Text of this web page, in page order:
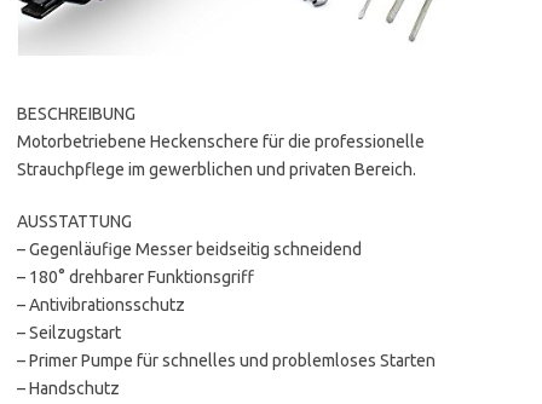
BESCHREIBUNG
Motorbetriebene Heckenschere für die professionelle
Strauchpflege im gewerblichen und privaten Bereich.
AUSSTATTUNG
– Gegenläufige Messer beidseitig schneidend
– 180° drehbarer Funktionsgriff
– Antivibrationsschutz
– Seilzugstart
– Primer Pumpe für schnelles und problemloses Starten
– Handschutz